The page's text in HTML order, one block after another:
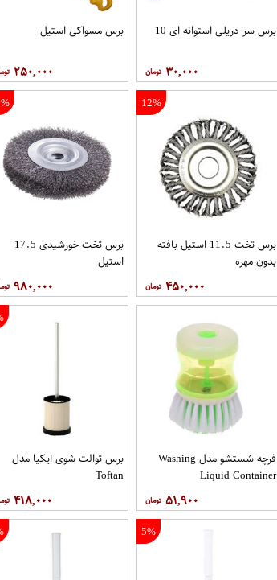
برس سر دریلی استوانه ای 10
۳۰,۰۰۰
برس مسواکی استیل
۲۵۰,۰۰۰
12%
برس تخت 11.5 استیل بافته
بدون مهره
۴۵۰,۰۰۰
برس تخت خورشیدی 17.5
استیل
۹۸۰,۰۰۰
فرچه شستشو مدل Washing
Liquid Container
۵۱,۹۰۰
برس توالت شوی ایکیا مدل
Toftan
۴۱۸,۰۰۰
5%